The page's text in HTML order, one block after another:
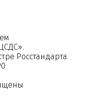
Росстандарта